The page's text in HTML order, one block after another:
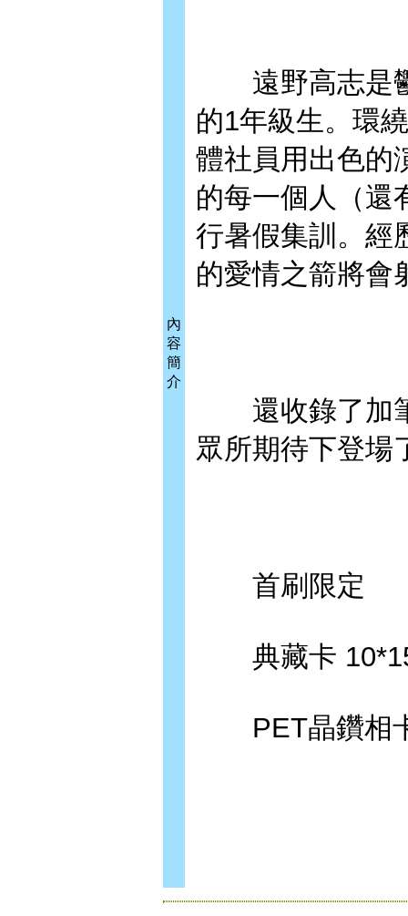
內
容
簡
介
遠野高志是鬱
的1年級生。環
體社員用出色的
的每一個人（還
行暑假集訓。經
的愛情之箭將
還收錄了加筆
眾所期待下登場
首刷限定
典藏卡
PET晶鑽相